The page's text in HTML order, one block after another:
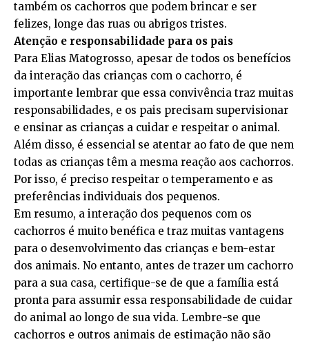
também os cachorros que podem brincar e ser
felizes, longe das ruas ou abrigos tristes.
Atenção e responsabilidade para os pais
Para Elias Matogrosso, apesar de todos os benefícios
da interação das crianças com o cachorro, é
importante lembrar que essa convivência traz muitas
responsabilidades, e os pais precisam supervisionar
e ensinar as crianças a cuidar e respeitar o animal.
Além disso, é essencial se atentar ao fato de que nem
todas as crianças têm a mesma reação aos cachorros.
Por isso, é preciso respeitar o temperamento e as
preferências individuais dos pequenos.
Em resumo, a interação dos pequenos com os
cachorros é muito benéfica e traz muitas vantagens
para o desenvolvimento das crianças e bem-estar
dos animais. No entanto, antes de trazer um cachorro
para a sua casa, certifique-se de que a família está
pronta para assumir essa responsabilidade de cuidar
do animal ao longo de sua vida. Lembre-se que
cachorros e outros animais de estimação não são